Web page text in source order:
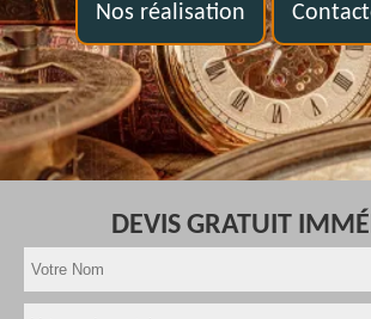
Nos réalisation
DEVIS GRATUIT